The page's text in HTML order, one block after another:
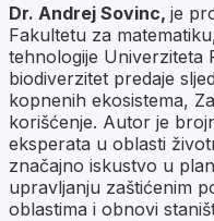
Dr. Andrej Sovinc, je
Fakultetu za
tehnologije Univerziteta
biodiverzitet predaje
kopnenih ekosistema,
korišćenje. Autor je
eksperata u oblasti
značajno iskustvo u
upravljanju zaštićenim
oblastima i obnovi